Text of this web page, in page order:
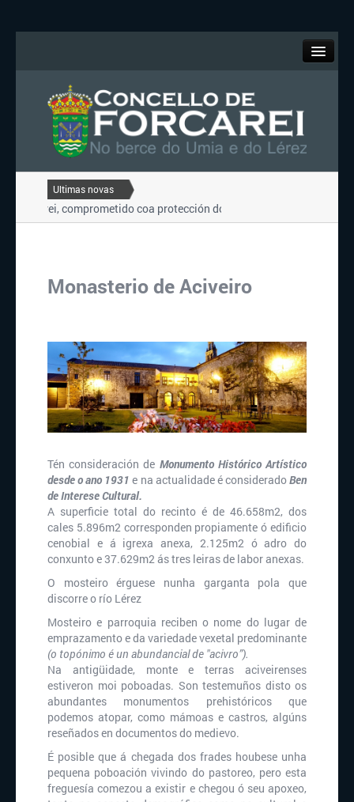
O Concello
Forcarei
Turismo
Servizos
Portal de Transparencia
Ultimas novas
comprometido coa protección do ...
VERÁN 2022 DO CONCELLO DE FORCAREI...
EXCURSIÓN POLA
Monasterio de Aciveiro
Tén consideración de Monumento Histórico Artístico
desde o ano 1931 e na actualidade é consideradoBen
de Interese Cultural.
A superficie total do recinto é de 46.658m2, dos
cales 5.896m2 corresponden propiamente ó edificio
cenobial e á igrexa anexa, 2.125m2 ó adro do
conxunto e 37.629m2 ás tres leiras de labor anexas.
O mosteiro érguese nunha garganta pola que
discorre o río Lérez
Mosteiro e parroquia reciben o nome do lugar de
emprazamento e da variedade vexetal predominante
(o topónimo é un abundancial de "acivro”).
Na antigüidade, monte e terras aciveirenses
estiveron moi poboadas. Son testemuños disto os
abundantes monumentos prehistóricos que
podemos atopar, como mámoas e castros, algúns
reseñados en documentos do medievo.
É posible que á chegada dos frades houbese unha
pequena poboación vivindo do pastoreo, pero esta
freguesía comezou a existir e chegou ó seu apoxeo,